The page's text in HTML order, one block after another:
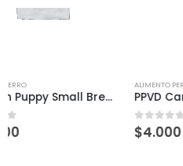
ALIMENTO PERRO
PPVD Canine EN CNN
0$